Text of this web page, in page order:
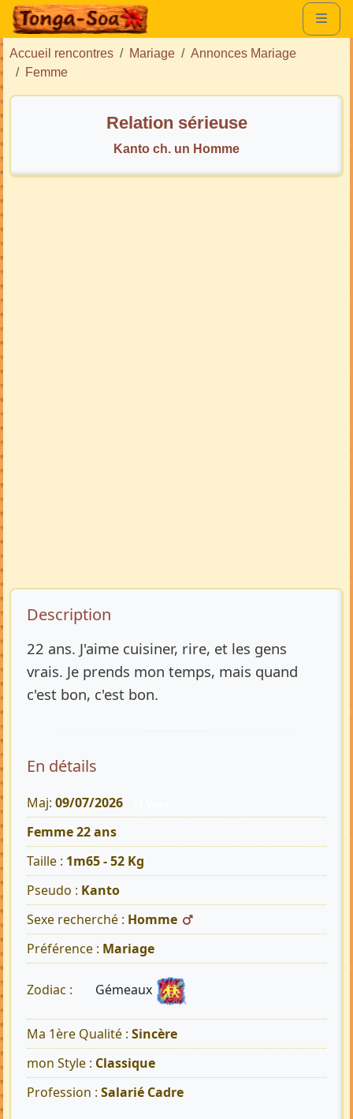
Accueil rencontres Mariage
Annonces Mariage
Femme
Relation sérieuse
Kanto ch. un Homme
Description de l’annonce
Description
22 ans. J'aime cuisiner, rire, et les gens
vrais. Je prends mon temps, mais quand
c'est bon, c'est bon.
En détails
Maj: 09/07/2026
Femme 22 ans
Taille : 1m65 - 52 Kg
Pseudo : Kanto
Sexe recherché : Homme
Préférence : Mariage
Zodiac : Gémeaux
Ma 1ère Qualité : Sincère
mon Style : Classique
Profession : Salarié Cadre